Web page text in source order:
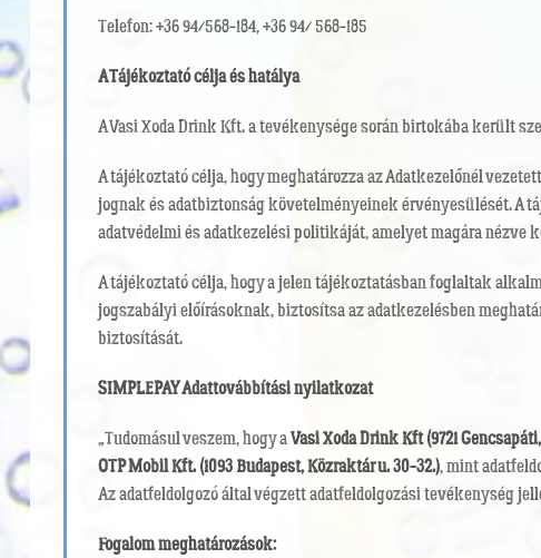
Telefon:+36 94/568-184, +36 94/ 568-185
A Tájékoztató célja és hatálya
A Vasi Xoda Drink Kft. a tevékenysége során birtokába került
A tájékoztató célja, hogy meghatározza az Adatkezelőnél
jognak és adatbiztonság követelményeinek érvényesülését. A
adatvédelmi és adatkezelési politikáját, amelyet magára nézve
A tájékoztató célja, hogy a jelen tájékoztatásban foglaltak
jogszabályi előírásoknak, biztosítsa az adatkezelésben
biztosítását.
SIMPLEPAY Adattovábbítási nyilatkozat
„Tudomásul veszem, hogy aVasi Xoda Drink Kft (9721
OTP Mobil Kft. (1093 Budapest, Közraktár u. 30-32.), mint
Az adatfeldolgozó által végzett adatfeldolgozási tevékenység
Fogalom meghatározások: